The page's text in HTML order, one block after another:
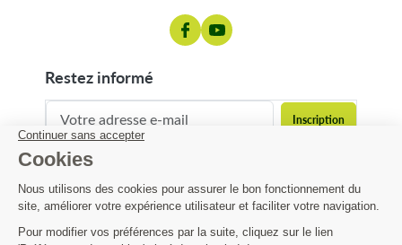
restez informé
contact@matijardin.fr 04 81 120 120